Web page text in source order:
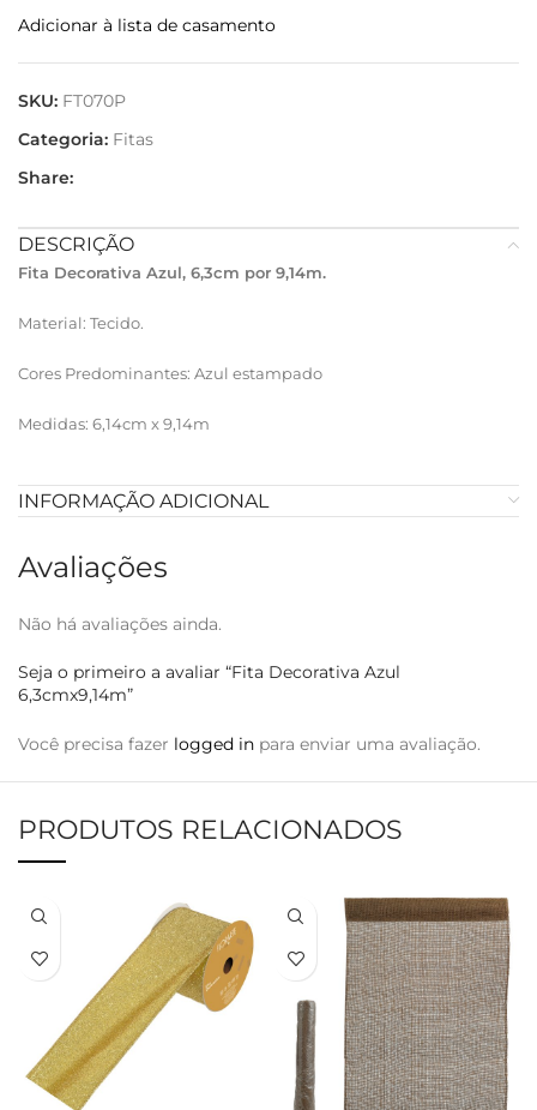
Adicionar à lista de casamento
SKU: FT070P
Categoria: Fitas
Share:
DESCRIÇÃO
Fita Decorativa Azul, 6,3cm por 9,14m.
Material: Tecido.
Cores Predominantes: Azul estampado
Medidas: 6,14cm x 9,14m
INFORMAÇÃO ADICIONAL
Avaliações
Não há avaliações ainda.
Seja o primeiro a avaliar “Fita Decorativa Azul
6,3cmx9,14m”
Você precisa fazer logged in para enviar uma avaliação.
PRODUTOS RELACIONADOS